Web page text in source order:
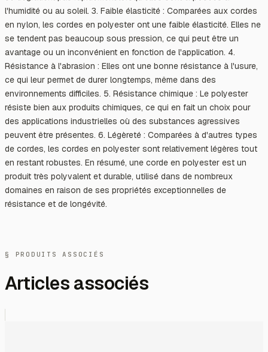
l'humidité ou au soleil. 3. Faible élasticité : Comparées aux cordes
en nylon, les cordes en polyester ont une faible élasticité. Elles ne
se tendent pas beaucoup sous pression, ce qui peut être un
avantage ou un inconvénient en fonction de l'application. 4.
Résistance à l'abrasion : Elles ont une bonne résistance à l'usure,
ce qui leur permet de durer longtemps, même dans des
environnements difficiles. 5. Résistance chimique : Le polyester
résiste bien aux produits chimiques, ce qui en fait un choix pour
des applications industrielles où des substances agressives
peuvent être présentes. 6. Légèreté : Comparées à d'autres types
de cordes, les cordes en polyester sont relativement légères tout
en restant robustes. En résumé, une corde en polyester est un
produit très polyvalent et durable, utilisé dans de nombreux
domaines en raison de ses propriétés exceptionnelles de
résistance et de longévité.
§ PRODUITS ASSOCIÉS
Articles associés